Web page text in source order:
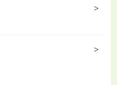
>
>